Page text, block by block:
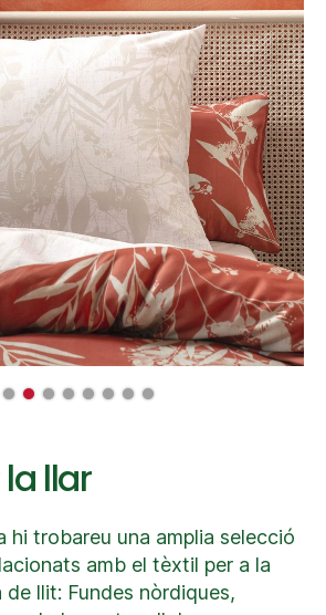
llar
hi trobareu una amplia selecció
amb el tèxtil per a la
de llit: Fundes nòrdiques,